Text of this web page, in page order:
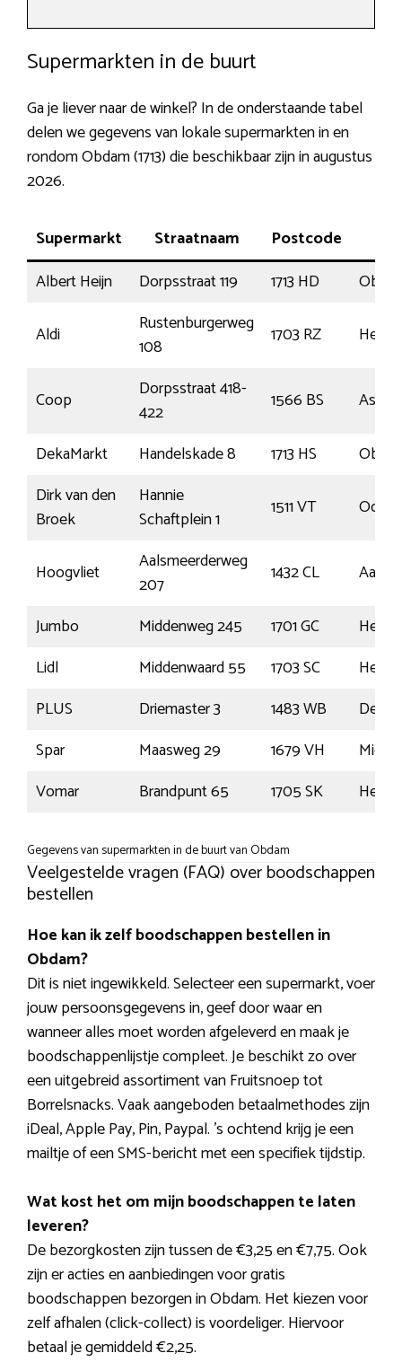
Supermarkten in de buurt
Ga je liever naar de winkel? In de onderstaande tabel
delen we gegevens van lokale supermarkten in en
rondom Obdam (1713) die beschikbaar zijn in augustus
2026.
Supermarkt Straatnaam Postcode
Albert Heijn
Dorpsstraat 119 1713 HD
Aldi
Rustenburgerweg
108
1703 RZ
Coop
Dorpsstraat 418-
422
1566 BS
DekaMarkt
Handelskade 8 1713 HS
Dirk van den
Broek
Hannie
Schaftplein 1
1511 VT
Hoogvliet
Aalsmeerderweg
207
1432 CL
Jumbo
Middenweg 245 1701 GC
Lidl
Middenwaard 55 1703 SC
PLUS
Driemaster 3 1483 WB
De
Spar
Maasweg 29 1679 VH
Vomar
Brandpunt 65 1705 SK
Gegevens van supermarkten in de buurt van Obdam
Veelgestelde vragen (FAQ) over boodschappen
bestellen
Hoe kan ik zelf boodschappen bestellen in
Obdam?
Dit is niet ingewikkeld. Selecteer een supermarkt, voer
jouw persoonsgegevens in, geef door waar en
wanneer alles moet worden afgeleverd en maak je
boodschappenlijstje compleet. Je beschikt zo over
een uitgebreid assortiment van Fruitsnoep tot
Borrelsnacks. Vaak aangeboden betaalmethodes zijn
iDeal, Apple Pay, Pin, Paypal. ’s ochtend krijg je een
mailtje of een SMS-bericht met een specifiek tijdstip.
Wat kost het om mijn boodschappen te laten
leveren?
De bezorgkosten zijn tussen de €3,25 en €7,75. Ook
zijn er acties en aanbiedingen voor gratis
boodschappen bezorgen in Obdam. Het kiezen voor
zelf afhalen (click-collect) is voordeliger. Hiervoor
betaal je gemiddeld €2,25.